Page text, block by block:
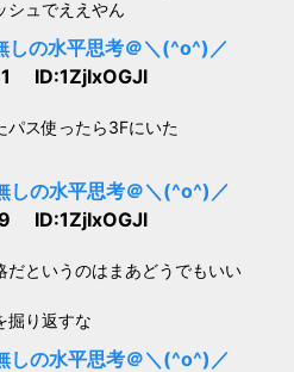
シュでええやん
しの水平思考＠＼(^o^)／
ID:1ZjIxOGJl
パス使ったら3Fにいた
しの水平思考＠＼(^o^)／
ID:1ZjIxOGJl
だというのはまあどうでもいい
掘り返すな
しの水平思考＠＼(^o^)／